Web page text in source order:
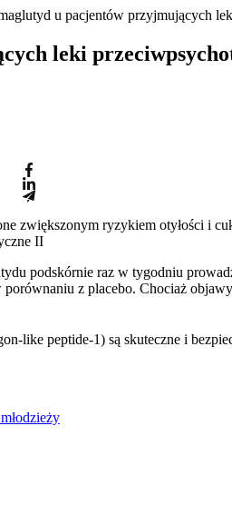
u pacjentów przyjmujących
leki
zwiększonym ryzykiem otyłości i
II
podskórnie raz w tygodniu
z placebo. Chociaż
like peptide-1) są skuteczne i